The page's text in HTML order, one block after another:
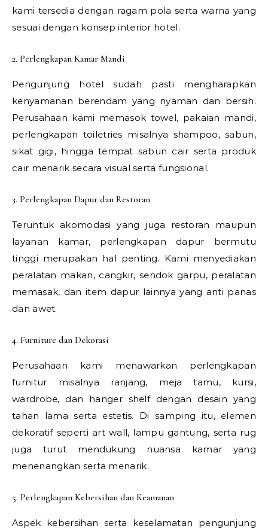
kami tersedia dengan ragam pola serta warna yang
sesuai dengan konsep interior hotel.
2. Perlengkapan Kamar Mandi
Pengunjung hotel sudah pasti mengharapkan
kenyamanan berendam yang nyaman dan bersih.
Perusahaan kami memasok towel, pakaian mandi,
perlengkapan toiletries misalnya shampoo, sabun,
sikat gigi, hingga tempat sabun cair serta produk
cair menarik secara visual serta fungsional.
3. Perlengkapan Dapur dan Restoran
Teruntuk akomodasi yang juga restoran maupun
layanan kamar, perlengkapan dapur bermutu
tinggi merupakan hal penting. Kami menyediakan
peralatan makan, cangkir, sendok garpu, peralatan
memasak, dan item dapur lainnya yang anti panas
dan awet.
4. Furniture dan Dekorasi
Perusahaan kami menawarkan perlengkapan
furnitur misalnya ranjang, meja tamu, kursi,
wardrobe, dan hanger shelf dengan desain yang
tahan lama serta estetis. Di samping itu, elemen
dekoratif seperti art wall, lampu gantung, serta rug
juga turut mendukung nuansa kamar yang
menenangkan serta menarik.
5. Perlengkapan Kebersihan dan Keamanan
Aspek kebersihan serta keselamatan pengunjung